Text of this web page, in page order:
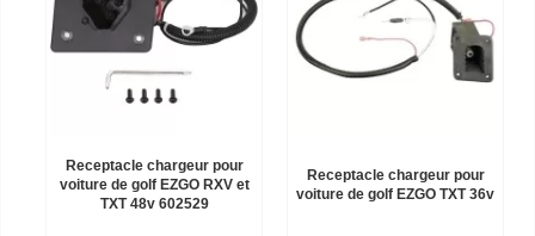
Receptacle chargeur pour
voiture de golf EZGO RXV et
TXT 48v 602529
Receptacle chargeur pour
voiture de golf EZGO TXT 36v